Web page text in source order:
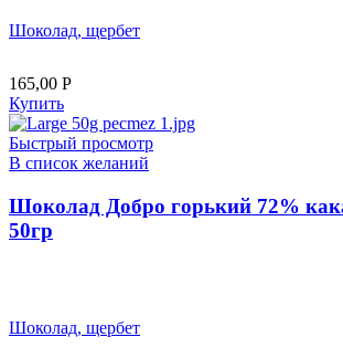
Шоколад, щербет
165,00 Р
Купить
Быстрый просмотр
В список желаний
Шоколад Добро горький 72%
50гр
Шоколад, щербет